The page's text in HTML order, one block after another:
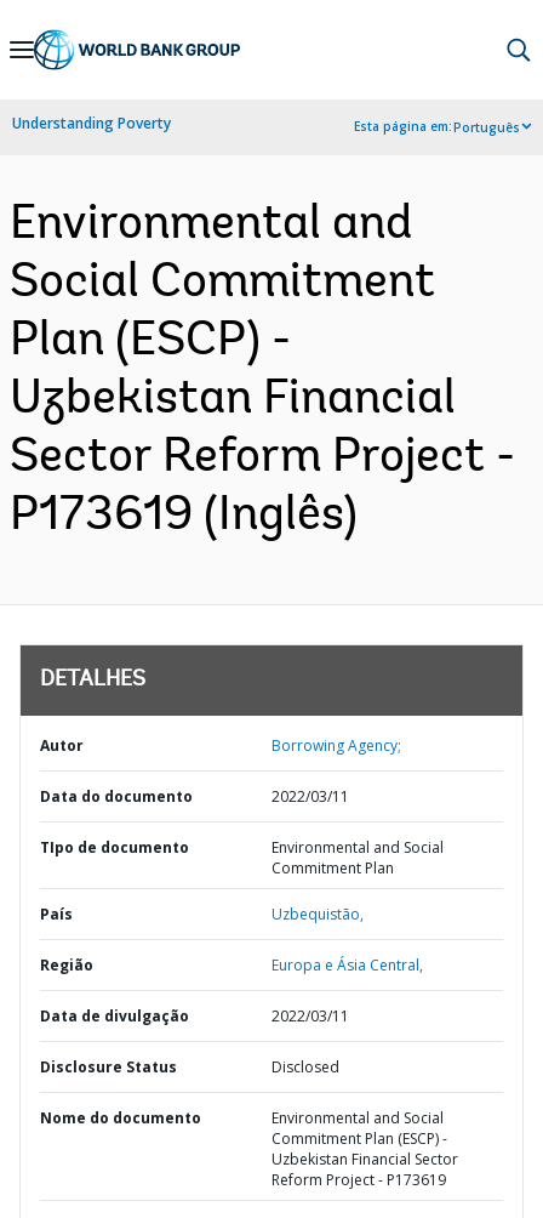
Skip
Navigation
Understanding Poverty Esta página em:Português
Environmental and
Social Commitment
Plan (ESCP) -
Uzbekistan Financial
Sector Reform Project -
P173619 (Inglês)
DETALHES
Autor Borrowing Agency;
Data do documento 2022/03/11
TIpo de documento
Environmental and Social
Commitment Plan
País Uzbequistão,
Região Europa e Ásia Central,
Data de divulgação 2022/03/11
Disclosure Status Disclosed
Nome do documento
Environmental and Social
Commitment Plan (ESCP) -
Uzbekistan Financial Sector
Reform Project - P173619